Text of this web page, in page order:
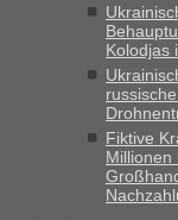
„Wir sind mit
15.6. in Krakovets
Früh. Mit sehr
8 PKW vor der
inBerichte
Grenzübergang
schnellsten?
„Gestern 6
Kolodjas
Fiktive
Millionen